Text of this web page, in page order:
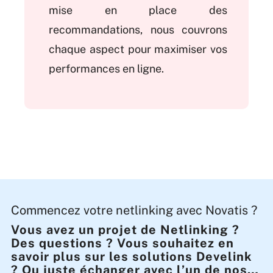
mise en place des
recommandations, nous couvrons
chaque aspect pour maximiser vos
performances en ligne.
Commencez votre netlinking avec Novatis ?
Vous avez un projet de Netlinking ?
Des questions ? Vous souhaitez en
savoir plus sur les solutions Develink
? Ou juste échanger avec l’un de nos